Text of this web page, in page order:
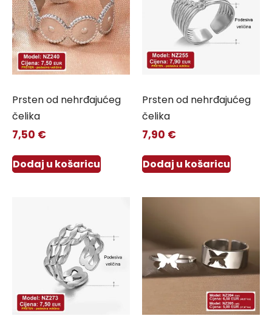
Prsten od nehrđajućeg
čelika
7,50 €
Dodaj u košaricu
Prsten od nehrđajućeg
čelika
7,90 €
Dodaj u košaricu